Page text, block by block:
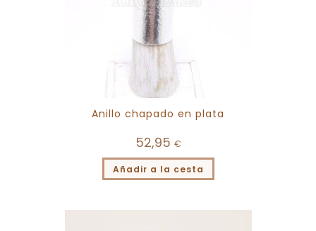
Anillo chapado en plata
52,95 €
Añadir a la cesta